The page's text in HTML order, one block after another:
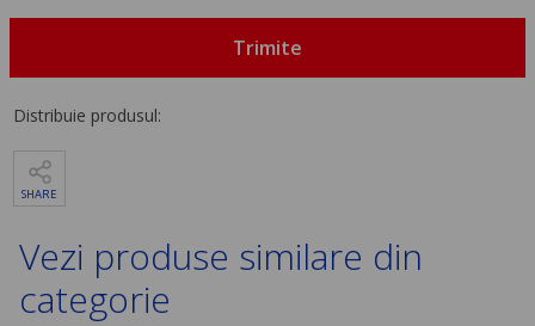
Trimite
Distribuie produsul:
SHARE
Vezi produse similare din
categorie